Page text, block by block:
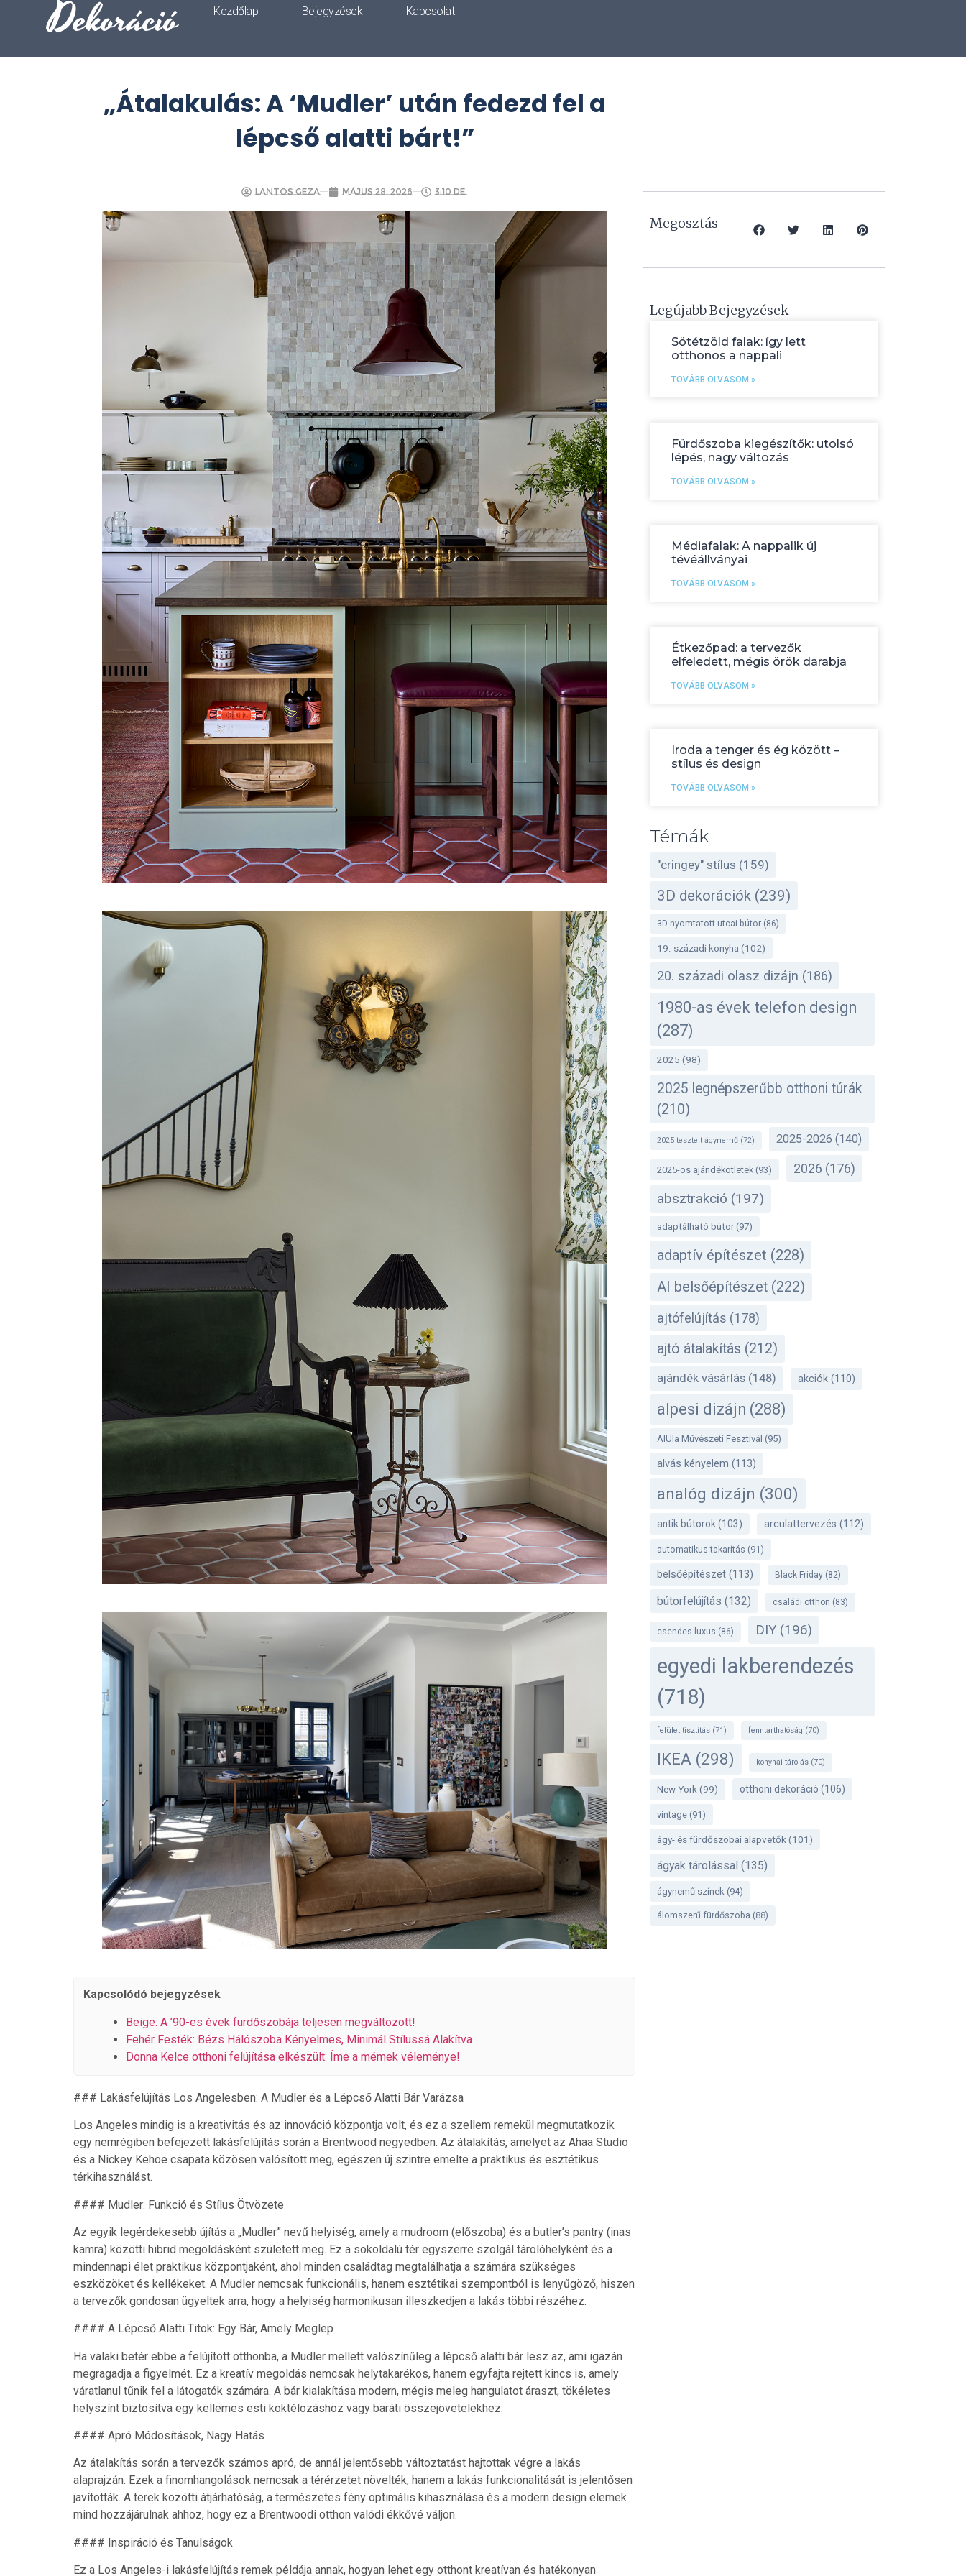
Dekoráció Kezdőlap Bejegyzések Kapcsolat
„Átalakulás: A ‘Mudler’ után fedezd fel a
lépcső alatti bárt!”
Lantos Geza május 28, 2026 3:10 de.
Kapcsolódó bejegyzések
Beige: A ’90-es évek fürdőszobája teljesen megváltozott!
Fehér Festék: Bézs Hálószoba Kényelmes, Minimál Stílussá Alakítva
Donna Kelce otthoni felújítása elkészült: Íme a mémek véleménye!
### Lakásfelújítás Los Angelesben: A Mudler és a Lépcső Alatti Bár Varázsa
Los Angeles mindig is a kreativitás és az innováció központja volt, és ez a szellem remekül megmutatkozik
egy nemrégiben befejezett lakásfelújítás során a Brentwood negyedben. Az átalakítás, amelyet az Ahaa Studio
és a Nickey Kehoe csapata közösen valósított meg, egészen új szintre emelte a praktikus és esztétikus
térkihasználást.
#### Mudler: Funkció és Stílus Ötvözete
Az egyik legérdekesebb újítás a „Mudler” nevű helyiség, amely a mudroom (előszoba) és a butler’s pantry (inas
kamra) közötti hibrid megoldásként született meg. Ez a sokoldalú tér egyszerre szolgál tárolóhelyként és a
mindennapi élet praktikus központjaként, ahol minden családtag megtalálhatja a számára szükséges
eszközöket és kellékeket. A Mudler nemcsak funkcionális, hanem esztétikai szempontból is lenyűgöző, hiszen
a tervezők gondosan ügyeltek arra, hogy a helyiség harmonikusan illeszkedjen a lakás többi részéhez.
#### A Lépcső Alatti Titok: Egy Bár, Amely Meglep
Ha valaki betér ebbe a felújított otthonba, a Mudler mellett valószínűleg a lépcső alatti bár lesz az, ami igazán
megragadja a figyelmét. Ez a kreatív megoldás nemcsak helytakarékos, hanem egyfajta rejtett kincs is, amely
váratlanul tűnik fel a látogatók számára. A bár kialakítása modern, mégis meleg hangulatot áraszt, tökéletes
helyszínt biztosítva egy kellemes esti koktélozáshoz vagy baráti összejövetelekhez.
#### Apró Módosítások, Nagy Hatás
Az átalakítás során a tervezők számos apró, de annál jelentősebb változtatást hajtottak végre a lakás
alaprajzán. Ezek a finomhangolások nemcsak a térérzetet növelték, hanem a lakás funkcionalitását is jelentősen
javították. A terek közötti átjárhatóság, a természetes fény optimális kihasználása és a modern design elemek
mind hozzájárulnak ahhoz, hogy ez a Brentwoodi otthon valódi ékkővé váljon.
#### Inspiráció és Tanulságok
Ez a Los Angeles-i lakásfelújítás remek példája annak, hogyan lehet egy otthont kreatívan és hatékonyan
Megosztás
Legújabb Bejegyzések
Sötétzöld falak: így lett
otthonos a nappali
TOVÁBB OLVASOM »
Fürdőszoba kiegészítők: utolsó
lépés, nagy változás
TOVÁBB OLVASOM »
Médiafalak: A nappalik új
tévéállványai
TOVÁBB OLVASOM »
Étkezőpad: a tervezők
elfeledett, mégis örök darabja
TOVÁBB OLVASOM »
Iroda a tenger és ég között –
stílus és design
TOVÁBB OLVASOM »
Témák
"cringey" stílus (159)
3D dekorációk(239)
3D nyomtatott utcai bútor(86)
19. századi konyha (102)
20. századi olasz dizájn (186)
1980-as évek telefon design
(287)
2025 (98)
2025 legnépszerűbb otthoni túrák
(210)
2025 tesztelt ágynemű(72) 2025-2026 (140)
2025-ös ajándékötletek(93) 2026 (176)
absztrakció (197)
adaptálható bútor(97)
adaptív építészet (228)
AI belsőépítészet(222)
ajtófelújítás (178)
ajtó átalakítás (212)
ajándék vásárlás(148) akciók(110)
alpesi dizájn (288)
AlUla Művészeti Fesztivál (95)
alvás kényelem (113)
analóg dizájn (300)
antik bútorok (103) arculattervezés (112)
automatikus takarítás (91)
belsőépítészet(113) Black Friday(82)
bútorfelújítás (132) családi otthon (83)
csendes luxus (86) DIY(196)
egyedi lakberendezés
(718)
felület tisztítás(71) fenntarthatóság (70)
IKEA (298) konyhai tárolás(70)
New York(99) otthoni dekoráció (106)
vintage(91)
ágy- és fürdőszobai alapvetők (101)
ágyak tárolással (135)
ágynemű színek(94)
álomszerű fürdőszoba (88)